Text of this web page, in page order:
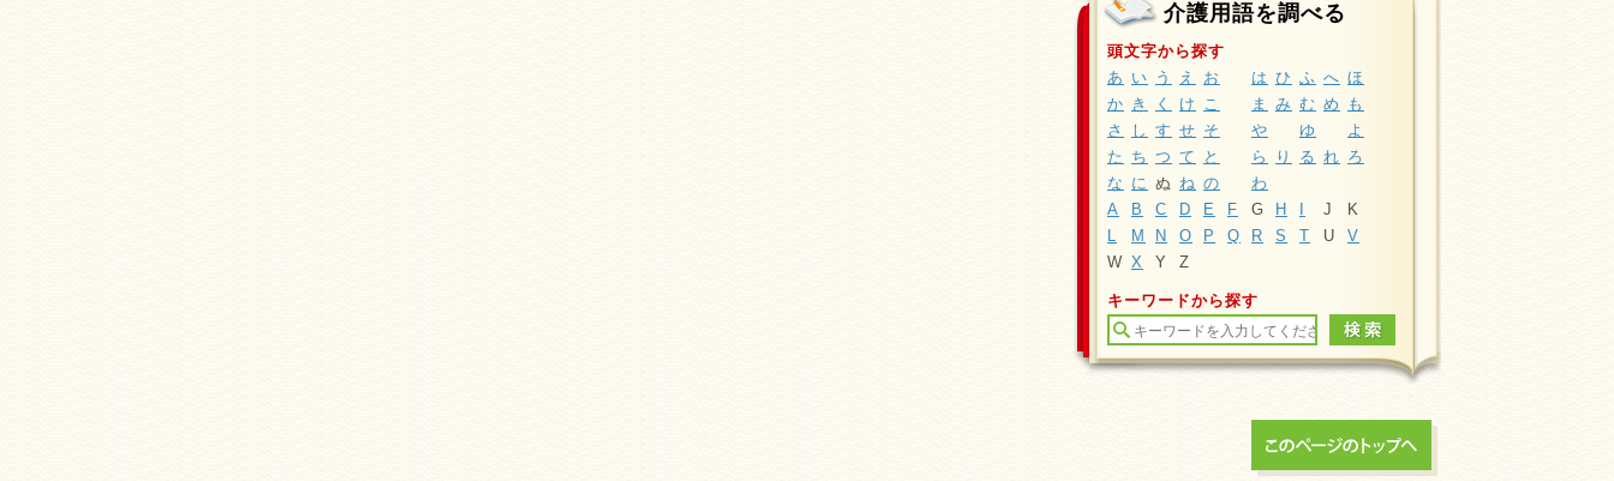
介護用語を調べる
頭文字から探す
あ い う え お は ひ ふ へ ほ
か き く け こ ま み む め
も
さ
し す せ そ や ゆ
よ
た ち つ て と ら り る れ ろ
な に ぬ ね の
わ
A
B C D E F G H J
K
L
M N O P Q R S T U
V
W X Y Z
キーワードから探す